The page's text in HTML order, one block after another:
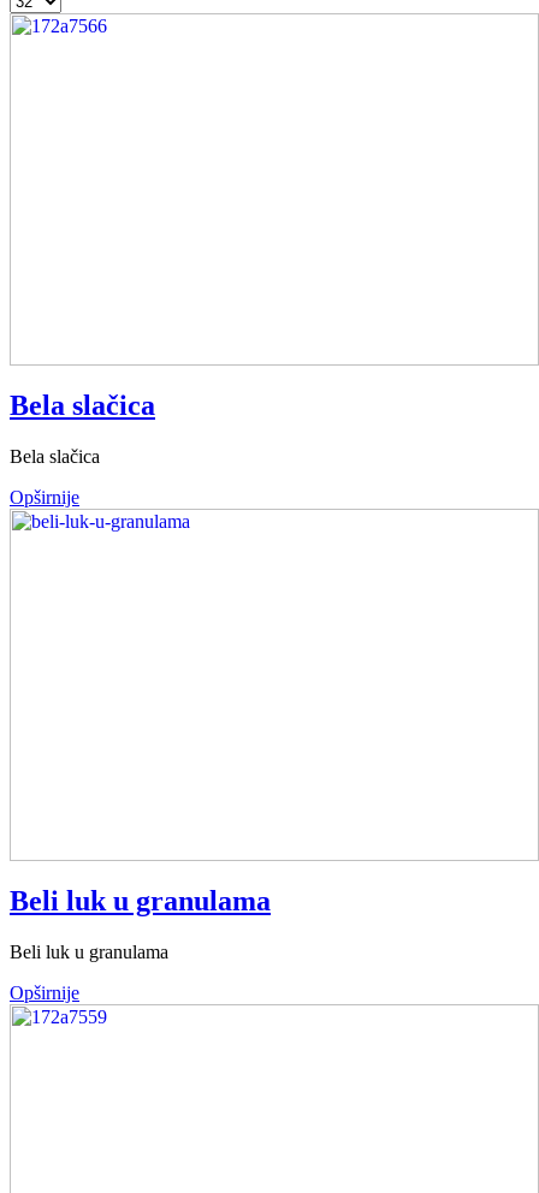
Bela slačica
Bela slačica
Opširnije
Beli luk u granulama
Beli luk u granulama
Opširnije